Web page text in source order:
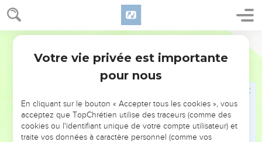
2 Chroniques 7
mes yeux et mon cœur.
Quant à toi, si tu marches devant moi comme l’a fait ton
père David, en accomplissant tout ce que je t'ai commandé,
si tu respectes mes prescriptions et mes règles,
j'affermirai ton autorité royale, comme je l'ai promis par
jamais d'un successeur qui exerce la domination en Israël.’
Si en revanche vous vous détournez de moi, si vous
abandonnez les prescriptions et les commandements que je
Votre vie privée est importante
pour nous
En cliquant sur le bouton « Accepter tous les cookies », vous
acceptez que TopChrétien utilise des traceurs (comme des
cookies ou l'identifiant unique de votre compte utilisateur) et
traite vos données à caractère personnel (comme vos